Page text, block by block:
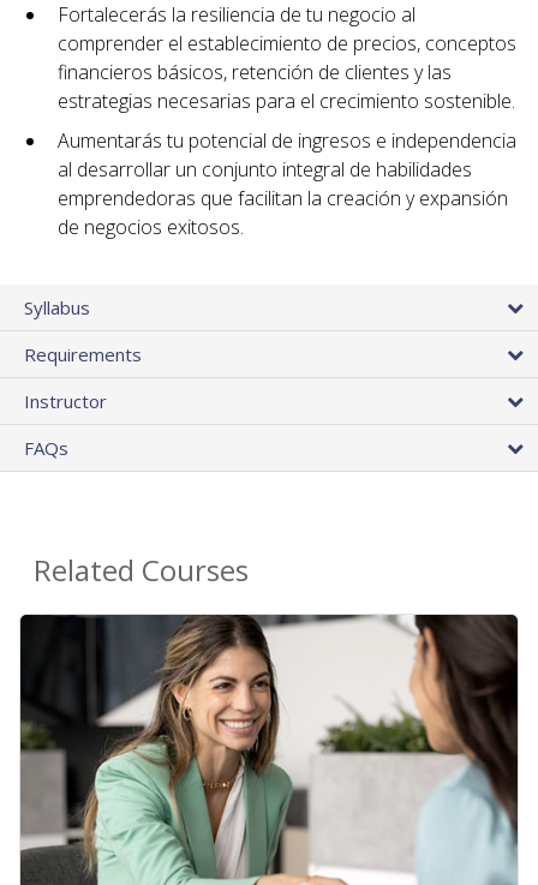
Fortalecerás la resiliencia de tu negocio al
comprender el establecimiento de precios, conceptos
financieros básicos, retención de clientes y las
estrategias necesarias para el crecimiento sostenible.
Aumentarás tu potencial de ingresos e independencia
al desarrollar un conjunto integral de habilidades
emprendedoras que facilitan la creación y expansión
de negocios exitosos.
Syllabus
Requirements
Instructor
FAQs
Related Courses